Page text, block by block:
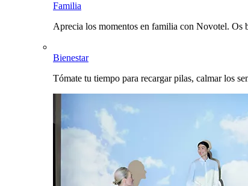
Familia
Aprecia los momentos en familia con Novotel. Os
Bienestar
Tómate tu tiempo para recargar pilas, calmar los